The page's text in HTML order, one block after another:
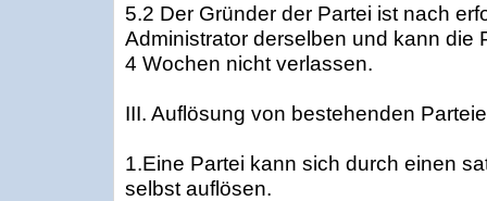
5.2 Der Gründer der Partei ist nach
Administrator derselben und kann die
4 Wochen nicht verlassen.
III. Auflösung von bestehenden
1.Eine Partei kann sich durch einen
selbst auflösen.